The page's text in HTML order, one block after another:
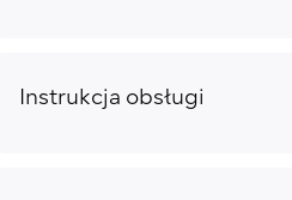
Instrukcja obsługi